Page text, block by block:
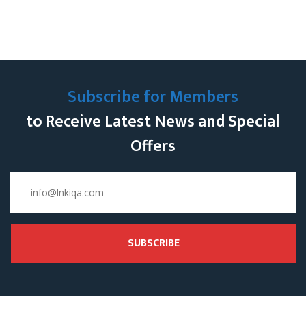
Subscribe for Members
to Receive Latest News and Special
Offers
SUBSCRIBE